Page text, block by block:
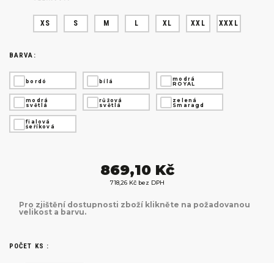
XS S M L XL XXL XXXL
BARVA:
bordó bílá
modrá
ROYAL
modrá
světlá
růžová
světlá
zelená
Smaragd
fialová
šeříková
869,10 Kč
718,26 Kč bez DPH
Pro zjištění dostupnosti zboží klikněte na požadovanou
velikost a barvu.
POČET KS :